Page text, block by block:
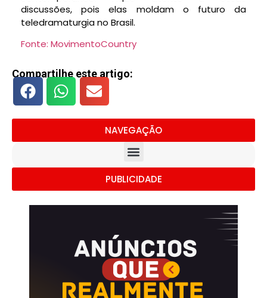
discussões, pois elas moldam o futuro da
teledramaturgia no Brasil.
Fonte: MovimentoCountry
Compartilhe este artigo:
NAVEGAÇÃO
PUBLICIDADE